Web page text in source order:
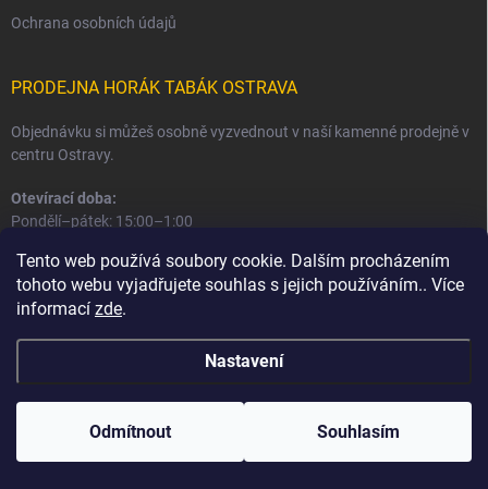
Tento web používá soubory cookie. Dalším procházením
tohoto webu vyjadřujete souhlas s jejich používáním.. Více
informací zde.
Nastavení
Odmítnout Souhlasím
Ochrana osobních údajů
PRODEJNA HORÁK TABÁK OSTRAVA
Objednávku si můžeš osobně vyzvednout v naší kamenné prodejně v
centru Ostravy.
Otevírací doba:
Pondělí–pátek: 15:00–1:00
Informace o prodejně a osobním odběru
Copyright 2026Horák Tabák. Všechna práva vyhrazena.